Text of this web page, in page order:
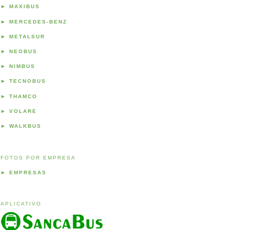
► MAXIBUS
► MERCEDES-BENZ
► METALSUR
► NEOBUS
► NIMBUS
► TECNOBUS
► THAMCO
► VOLARE
► WALKBUS
FOTOS POR EMPRESA
► EMPRESAS
APLICATIVO